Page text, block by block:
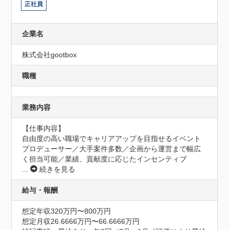
正社員
企業名
株式会社gootbox
職種
業務内容
【仕事内容】
自由度の高い職場でキャリアアップを目指せるイベント
プロデューサー／大手案件多数／企画から運営まで幅広
く担当可能／業績、貢献度に応じたインセンティブ
...
続きを見る
給与・報酬
想定年収320万円〜800万円
想定月収26.6666万円〜66.6666万円